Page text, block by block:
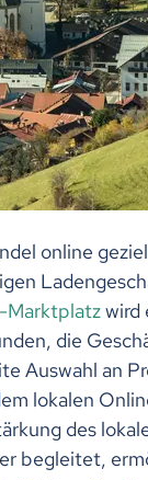
online
Marktplatzwird
die
Auswahl an
lokalen
des
begleitet,